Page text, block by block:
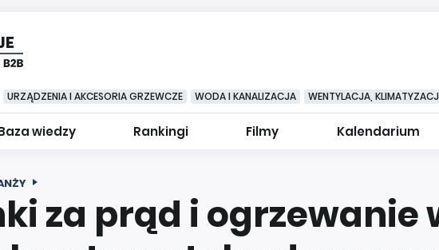
URZĄDZENIA I AKCESORIA GRZEWCZE WODA I KANALIZACJA WENTYLACJA,
wiedzy Rankingi Filmy Kalendarium
za prąd i ogrzewanie